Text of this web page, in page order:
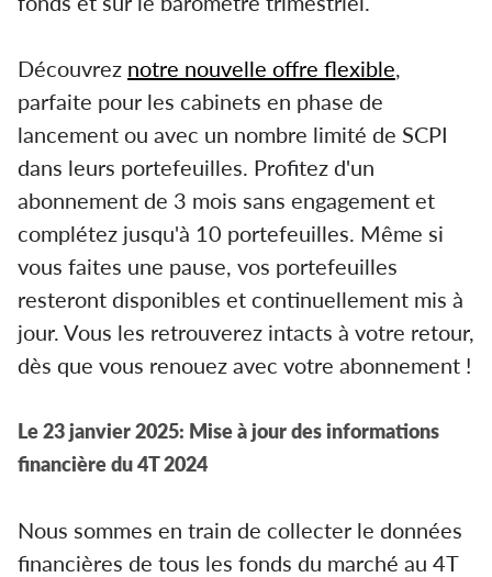
Découvrez notre nouvelle offre flexible,
parfaite pour les cabinets en phase de
lancement ou avec un nombre limité de SCPI
dans leurs portefeuilles. Profitez d'un
abonnement de 3 mois sans engagement et
complétez jusqu'à 10 portefeuilles. Même si
vous faites une pause, vos portefeuilles
resteront disponibles et continuellement mis à
jour. Vous les retrouverez intacts à votre retour,
dès que vous renouez avec votre abonnement !
Le 23 janvier 2025: Mise à jour des informations
financière du 4T 2024
Nous sommes en train de collecter le données
financières de tous les fonds du marché au 4T